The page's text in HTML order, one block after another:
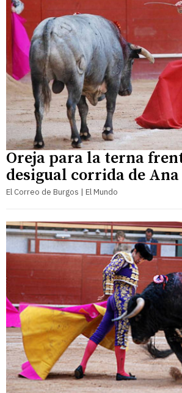
Oreja para la terna
desigual corrida de
El Correo de Burgos | El Mundo